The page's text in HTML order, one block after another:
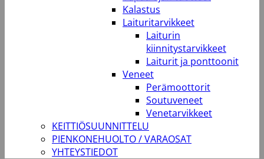
Kalastus
Laituritarvikkeet
Laiturin
kiinnitystarvikkeet
Laiturit ja ponttoonit
Veneet
Perämoottorit
Soutuveneet
Venetarvikkeet
KEITTIÖSUUNNITTELU
PIENKONEHUOLTO / VARAOSAT
YHTEYSTIEDOT